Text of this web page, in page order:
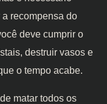
recompensa do
deve cumprir o
destruir vasos e
o tempo acabe.
matar todos os